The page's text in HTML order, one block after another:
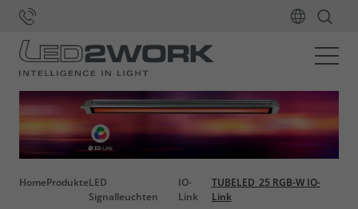
HomeProdukteLED
Signalleuchten
IO-
Link
TUBELED_25 RGB-W IO-
Link